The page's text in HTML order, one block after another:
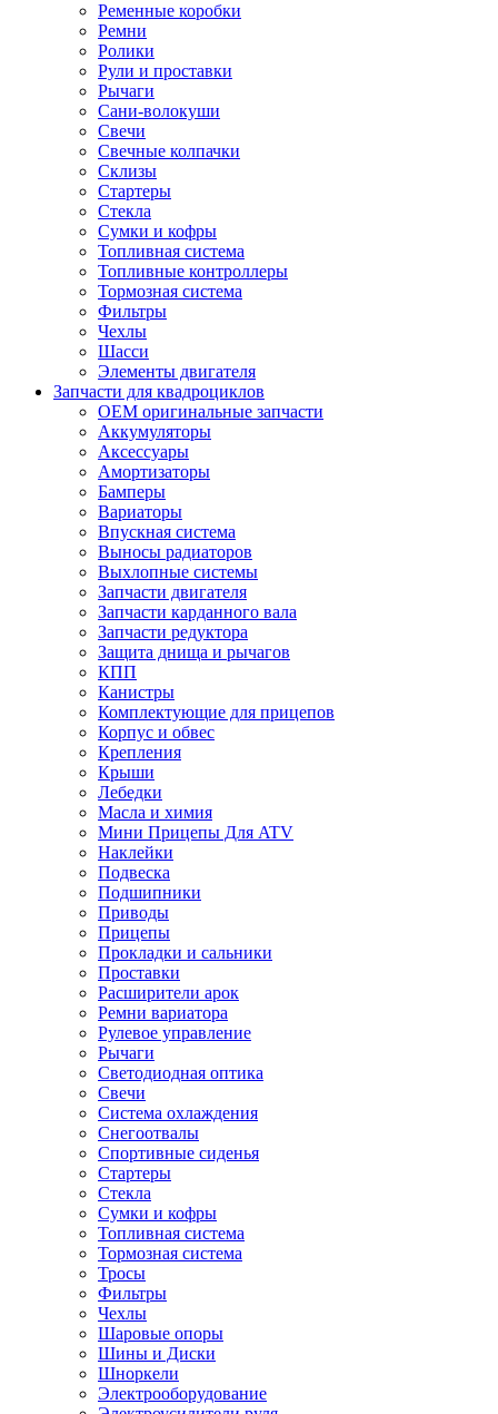
Ременные коробки
Ремни
Ролики
Рули и проставки
Рычаги
Сани-волокуши
Свечи
Свечные колпачки
Склизы
Стартеры
Стекла
Сумки и кофры
Топливная система
Топливные контроллеры
Тормозная система
Фильтры
Чехлы
Шасси
Элементы двигателя
Запчасти для квадроциклов
OEM оригинальные запчасти
Аккумуляторы
Аксессуары
Амортизаторы
Бамперы
Вариаторы
Впускная система
Выносы радиаторов
Выхлопные системы
Запчасти двигателя
Запчасти карданного вала
Запчасти редуктора
Защита днища и рычагов
КПП
Канистры
Комплектующие для прицепов
Корпус и обвес
Крепления
Крыши
Лебедки
Масла и химия
Мини Прицепы Для ATV
Наклейки
Подвеска
Подшипники
Приводы
Прицепы
Прокладки и сальники
Проставки
Расширители арок
Ремни вариатора
Рулевое управление
Рычаги
Светодиодная оптика
Свечи
Система охлаждения
Снегоотвалы
Спортивные сиденья
Стартеры
Стекла
Сумки и кофры
Топливная система
Тормозная система
Тросы
Фильтры
Чехлы
Шаровые опоры
Шины и Диски
Шноркели
Электрооборудование